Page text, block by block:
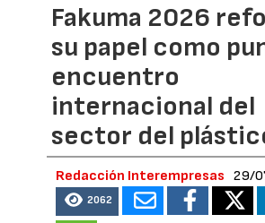
Fakuma 2026
su papel como
encuentro
internacional del
sector del
Redacción Interempresas 29/
2062